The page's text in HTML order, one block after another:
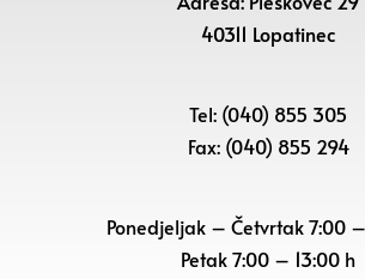
40311 Lopatinec
Tel: (040) 855 305
Fax: (040) 855 294
Ponedjeljak – Četvrtak 7:00
Petak7:00 – 13:00 h